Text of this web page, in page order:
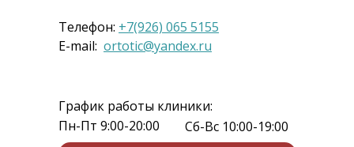
Телефон: +7(926) 065 5155
E-mail: ortotic@yandex.ru
Сб-Вс 10:00-19:00
Пн-Пт 9:00-20:00
График работы клиники: